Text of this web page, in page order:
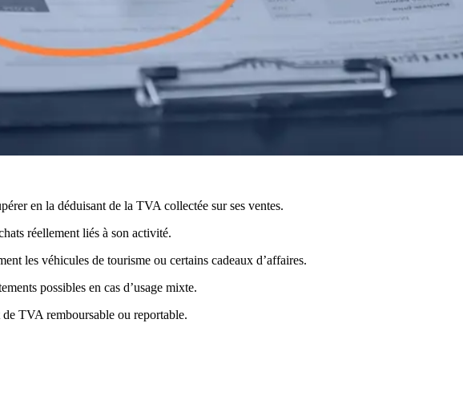
en la déduisant de la TVA collectée sur ses ventes.
réellement liés à son activité.
les véhicules de tourisme ou certains cadeaux d’affaires.
possibles en cas d’usage mixte.
TVA remboursable ou reportable.